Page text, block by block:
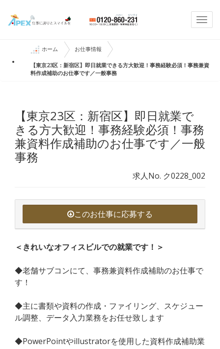
ホーム お仕事情報
【東京23区：新宿区】即日就業できる方大歓迎！事務経験必須！事務兼資
料作成補助のお仕事です／一般事務
【東京23区：新宿区】即日就業で
きる方大歓迎！事務経験必須！事務
兼資料作成補助のお仕事です／一般
事務
求人No. ク0228_002
このお仕事に応募する
＜きれいなオフィスビルでの就業です！＞
◆老舗サブコンにて、事務兼資料作成補助のお仕事で
す！
◆主に書類や資料の作成・ファイリング、スケジュー
ル調整、データ入力業務をお任せ致します
◆PowerPointやillustratorを使用した資料作成補助業